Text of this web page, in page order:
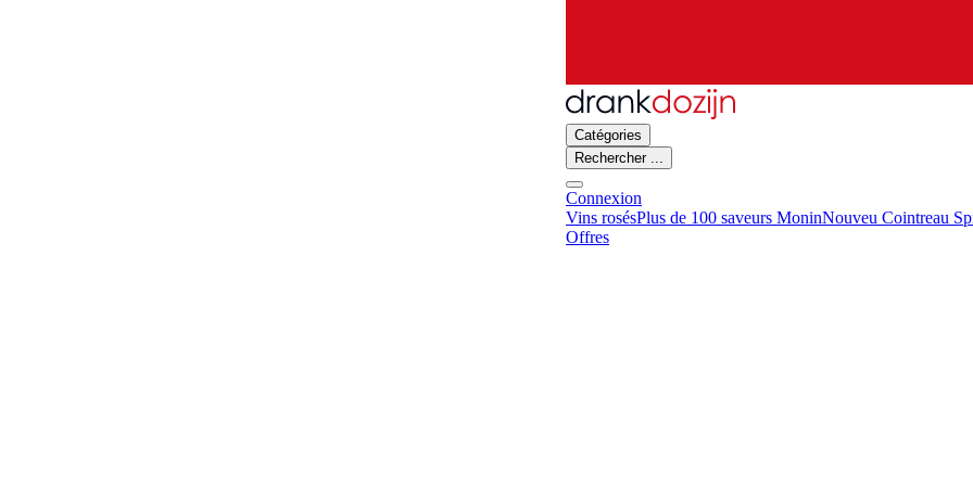
Catégories
Rechercher ...
Connexion
Vins rosésPlus de 100 saveurs MoninNouveu Cointreau
Offres